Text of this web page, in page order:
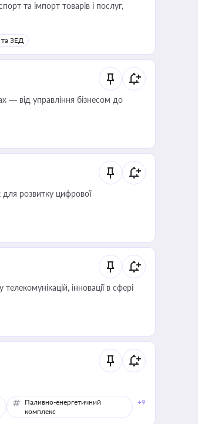
та імпорт товарів і послуг,
ЗЕД
— від управління бізнесом до
розвитку цифрової
інновації в сфері
Паливно-енергетичний
комплекс
+9